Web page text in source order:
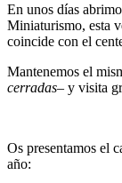
En unos días
Miniaturismo, esta
coincide con el
Mantenemos el
cerradas– y visita
Os presentamos el
año: